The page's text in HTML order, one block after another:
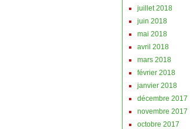
juillet 2018
juin 2018
mai 2018
avril 2018
mars 2018
février 2018
janvier 2018
décembre 2017
novembre 2017
octobre 2017